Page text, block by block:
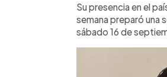
Su presencia en el
semana preparó una
sábado 16 de